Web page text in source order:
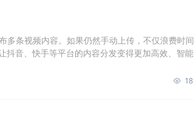
多条视频内容。如果仍然手动上传，不仅浪费时
抖音、快手等平台的内容分发变得更加高效、智